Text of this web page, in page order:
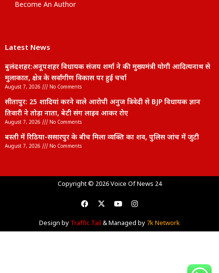
Become An Author
Latest News
बुलंदशहर:अनूपशहर विधायक संजय शर्मा ने की मुख्यमंत्री योगी आदित्यनाथ से
मुलाकात, क्षेत्र के सर्वांगीण विकास पर हुई चर्चा
August 7, 2026 No Comments
सीतापुर: 25 शादियां करने वाले आरोपी अनुज त्रिवेदी से BJP विधायक ज्ञान
तिवारी ने तोड़ा नाता, बेटी संग लाइव आकर रोए
August 7, 2026 No Comments
बस्ती में रिठिया-ससारपुर के बीच मिला व्यक्ति का शव, पुलिस जांच में जुटी
August 7, 2026 No Comments
Copyright © 2026 Voice Of News 24
Design by Traffic Tail & Managed by 7k Network